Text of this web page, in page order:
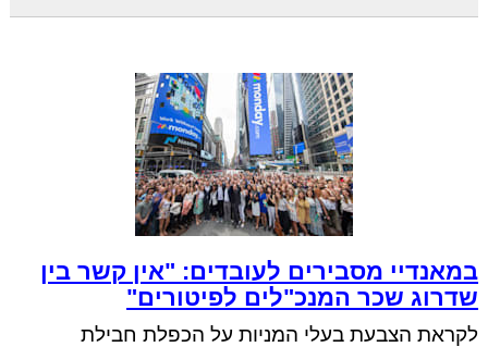
במאנדיי מסבירים לעובדים: "אין קשר בין
שדרוג שכר המנכ"לים לפיטורים"
לקראת הצבעת בעלי המניות על הכפלת חבילת